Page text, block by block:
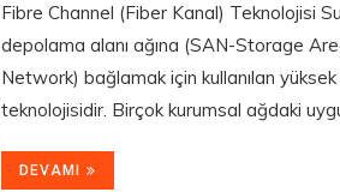
Fibre Channel (Fiber Kanal) Teknolojisi
depolama alanı ağına (SAN-Storage
Network) bağlamak için kullanılan yüksek
teknolojisidir. Birçok kurumsal ağdaki
DEVAMI